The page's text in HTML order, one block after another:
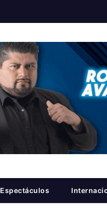
Espectáculos